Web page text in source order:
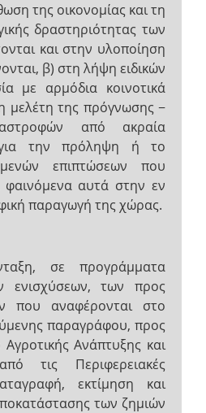
της οικονομίας και τη
δραστηριότητας των
και στην υλοποίηση
β) στη λήψη ειδικών
με αρμόδια κοινοτικά
μελέτη της πρόγνωσης −
από ακραία
για την πρόληψη ή το
επιπτώσεων που
αυτά στην εν
παραγωγή της χώρας.
σε προγράμματα
ενισχύσεων, των προς
που αναφέρονται στο
παραγράφου, προς
Ανάπτυξης και
τις Περιφερειακές
εκτίμηση και
των ζημιών